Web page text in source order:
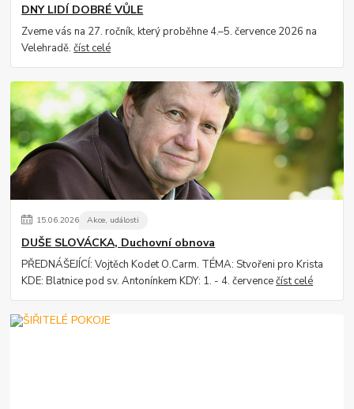
DNY LIDÍ DOBRÉ VŮLE
Zveme vás na 27. ročník, který proběhne 4.–5. července 2026 na
Velehradě.číst celé
15.06.2026 Akce, události
DUŠE SLOVÁCKA, Duchovní obnova
PŘEDNÁŠEJÍCÍ: Vojtěch Kodet O.Carm. TÉMA: Stvořeni pro Krista
KDE: Blatnice pod sv. Antonínkem KDY: 1. - 4. červencečíst celé